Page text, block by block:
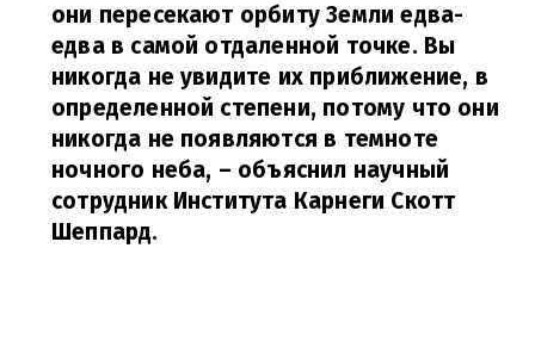
они пересекают орбиту Земли едва-
едва в самой отдаленной точке. Вы
никогда не увидите их приближение, в
определенной степени, потому что они
никогда не появляются в темноте
ночного неба, – объяснил научный
сотрудник Института Карнеги Скотт
Шеппард.